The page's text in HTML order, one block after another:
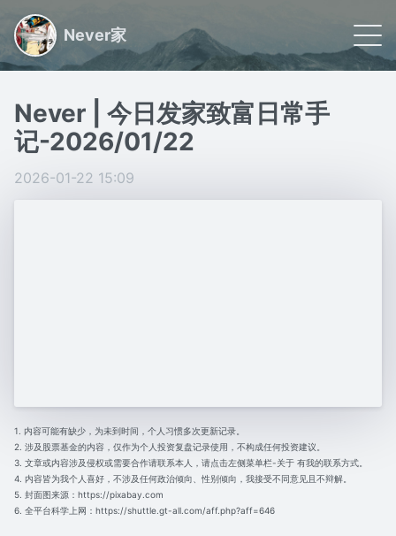
Never家
📝 文章
🏷 分类
Never | 今日发家致富日常手
记-2026/01/22
2026-01-22 15:09
1. 内容可能有缺少，为未到时间，个人习惯多次更新记录。
2. 涉及股票基金的内容，仅作为个人投资复盘记录使用，不构成任何投资建议。
3. 文章或内容涉及侵权或需要合作请联系本人，请点击左侧菜单栏-关于 有我的联系方式。
4. 内容皆为我个人喜好，不涉及任何政治倾向、性别倾向，我接受不同意见且不辩解。
5. 封面图来源：https://pixabay.com
6. 全平台科学上网：https://shuttle.gt-all.com/aff.php?aff=646